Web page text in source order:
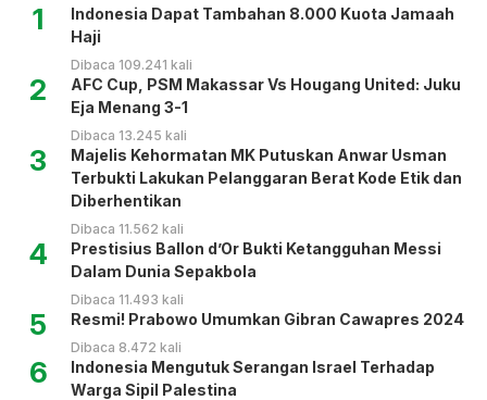
1
Indonesia Dapat Tambahan 8.000 Kuota Jamaah
Haji
Dibaca 109.241 kali
2
AFC Cup, PSM Makassar Vs Hougang United: Juku
Eja Menang 3-1
Dibaca 13.245 kali
3
Majelis Kehormatan MK Putuskan Anwar Usman
Terbukti Lakukan Pelanggaran Berat Kode Etik dan
Diberhentikan
Dibaca 11.562 kali
4
Prestisius Ballon d’Or Bukti Ketangguhan Messi
Dalam Dunia Sepakbola
Dibaca 11.493 kali
5 Resmi! Prabowo Umumkan Gibran Cawapres 2024
Dibaca 8.472 kali
6
Indonesia Mengutuk Serangan Israel Terhadap
Warga Sipil Palestina